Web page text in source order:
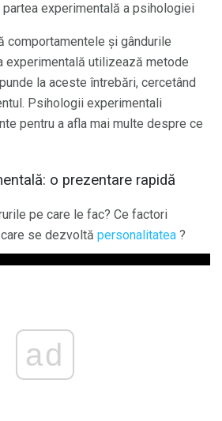
experimentală a psihologiei
comportamentele și gândurile
experimentală utilizează metode
la aceste întrebări, cercetând
Psihologii experimentali
pentru a afla mai multe despre ce
o prezentare rapidă
pe care le fac? Ce factori
se dezvoltă personalitatea ?
ad